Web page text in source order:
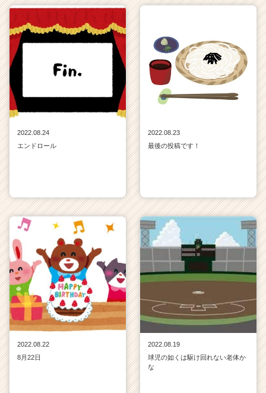
2022.08.24
エンドロール
2022.08.23
最後の投稿です！
2022.08.22
8月22日
2022.08.19
球児の如くは駆け回れない老体か
な